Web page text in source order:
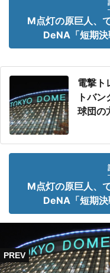
M点灯の原巨人、
DeNA「短期
電撃ト
トバ
球団の
M点灯の原巨人、
DeNA「短期